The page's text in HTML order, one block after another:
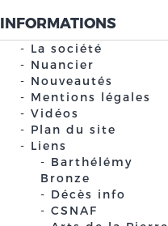
INFORMATIONS
La société
Nuancier
Nouveautés
Mentions légales
Vidéos
Plan du site
Liens
Barthélémy
Bronze
Décès info
CSNAF